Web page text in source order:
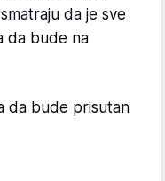
da je sve
da bude na
da bude prisutan